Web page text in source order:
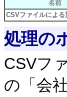
名前
CSVファイルによる
処理の
CSVフ
の「会